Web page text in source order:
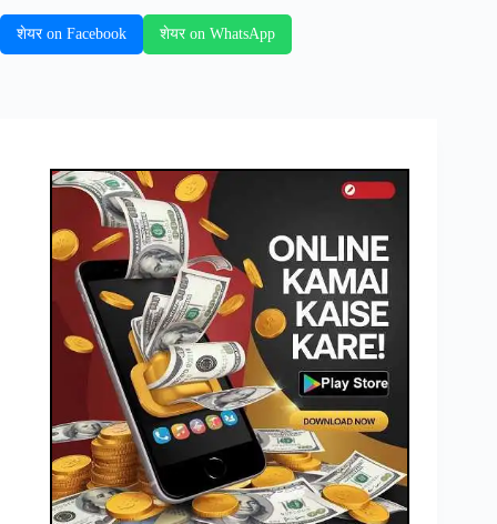
शेयर on Facebook शेयर on WhatsApp